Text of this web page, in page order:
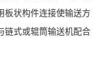
板状构件连接使输送方
链式或辊筒输送机配合